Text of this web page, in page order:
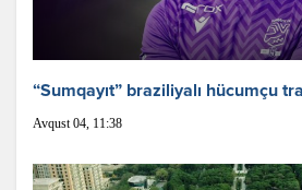
“Sumqayıt” braziliyalı hücumçu
Avqust 04, 11:38